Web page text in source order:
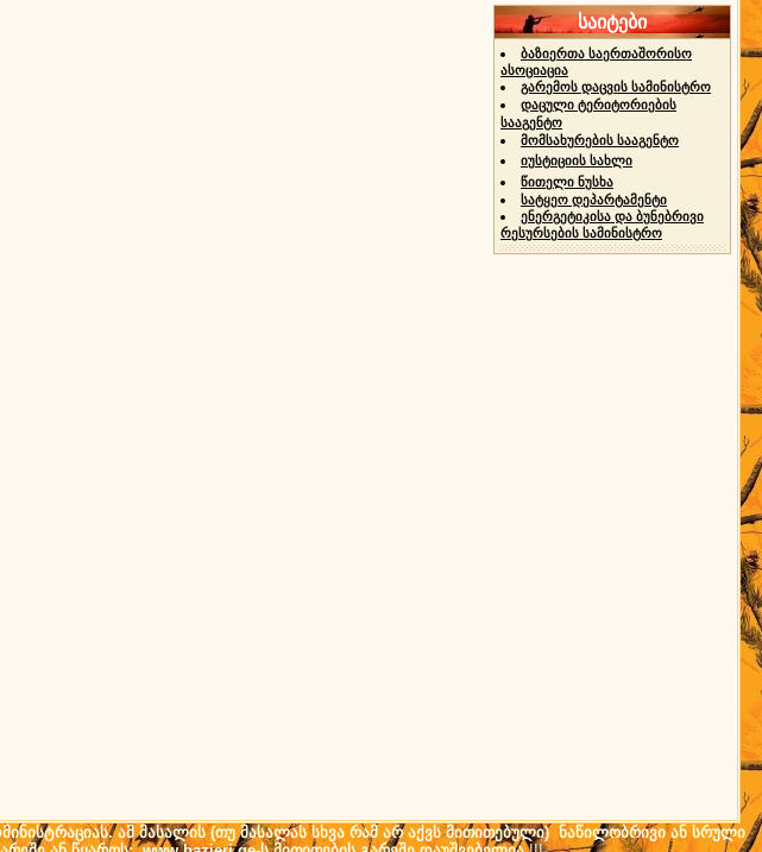
საიტები
ბაზიერთა საერთაშორისო
ასოციაცია
გარემოს დაცვის სამინისტრო
დაცული ტერიტორიების
სააგენტო
მომსახურების სააგენტო
იუსტიციის სახლი
წითელი ნუსხა
სატყეო დეპარტამენტი
ენერგეტიკისა და ბუნებრივი
რესურსების სამინისტრო
ამ მასალის (თუ მასალას სხვა რამ არ აქვს მითითებული) ნაწილობრივი ან სრული